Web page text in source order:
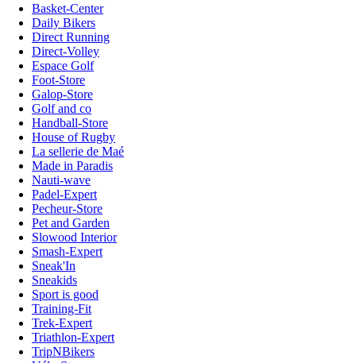
Basket-Center
Daily Bikers
Direct Running
Direct-Volley
Espace Golf
Foot-Store
Galop-Store
Golf and co
Handball-Store
House of Rugby
La sellerie de Maé
Made in Paradis
Nauti-wave
Padel-Expert
Pecheur-Store
Pet and Garden
Slowood Interior
Smash-Expert
Sneak'In
Sneakids
Sport is good
Training-Fit
Trek-Expert
Triathlon-Expert
TripNBikers